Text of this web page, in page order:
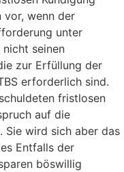
vor, wenn der
unter
nicht seinen
zur Erfüllung der
erforderlich sind.
fristlosen
auf die
Sie wird sich aber das
Entfalls der
böswillig